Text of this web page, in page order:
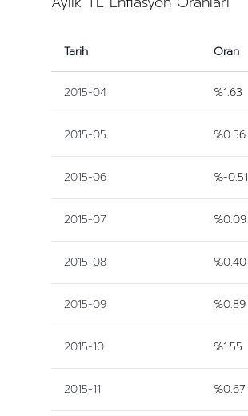
Tarih Oran
2015-04 %1.63
2015-05 %0.56
2015-06 %-0.51
2015-07 %0.09
2015-08 %0.40
2015-09 %0.89
2015-10 %1.55
2015-11 %0.67